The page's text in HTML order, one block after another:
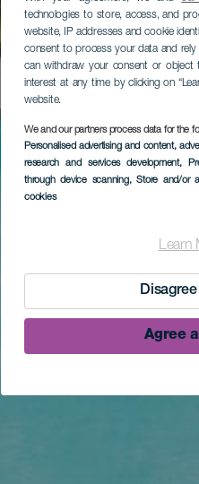
technologies to store, access, and
website, IP addresses and cookie
consent to process your data and rely
can withdraw your consent or object
interest at any time by clicking on
website.
We and our partners process data for the
Personalised advertising and content,
research and services development,
through device scanning, Store and/or
cookies
Learn
Agree